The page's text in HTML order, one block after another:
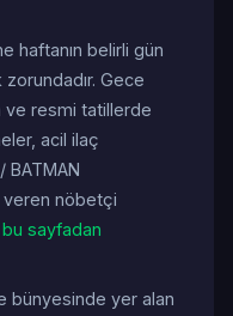
haftanın belirli gün
Gece
ve resmi tatillerde
acil ilaç
BATMAN
nöbetçi
bu sayfadan
bünyesinde yer alan